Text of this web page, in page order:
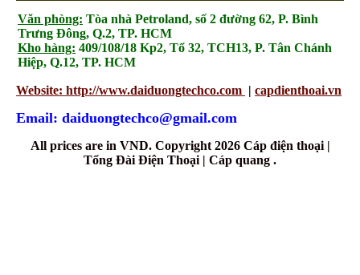
Văn phòng: Tòa nhà Petroland, số 2 đường 62, P. Bình
Trưng Đông, Q.2, TP. HCM
Kho hàng: 409/108/18 Kp2, Tổ 32, TCH13, P. Tân Chánh
Hiệp, Q.12, TP. HCM
Website: http://www.daiduongtechco.com | capdienthoai.vn
Email: daiduongtechco@gmail.com
All prices are in VND. Copyright 2026 Cáp điện thoại |
Tổng Đài Điện Thoại | Cáp quang .